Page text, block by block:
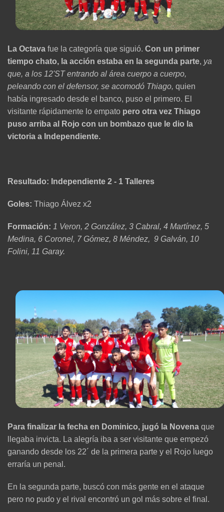
La Octava fue la categoría que siguió. Con un primer
tiempo chato, la acción estaba en la segunda parte, ya
que, a los 12'ST entrando al área cuerpo a cuerpo,
peleando con el defensor, se acomodó Thiago, quien
había ingresado desde el banco, puso el primero. El
visitante rápidamente lo empato pero otra vez Thiago
puso arriba al Rojo con un bombazo que le dio la
victoria a Independiente.
Resultado: Independiente 2 - 1 Talleres
Goles: Thiago Álvez x2
Formación: 1 Veron, 2 González, 3 Cabral, 4 Martínez, 5
Medina, 6 Coronel, 7 Gómez, 8 Méndez, 9 Galván, 10
Folini, 11 Garay.
Para finalizar la fecha en Dominico, jugó la Novena que
llegaba invicta. La alegría iba a ser visitante que empezó
ganando desde los 22´ de la primera parte y el Rojo luego
erraría un penal.
En la segunda parte, buscó con más gente en el ataque
pero no pudo y el rival encontró un gol más sobre el final.